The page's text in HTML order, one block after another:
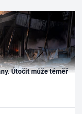
Útočit může téměř